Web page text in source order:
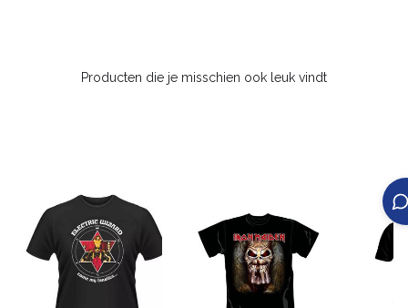
Producten die je misschien ook leuk vindt